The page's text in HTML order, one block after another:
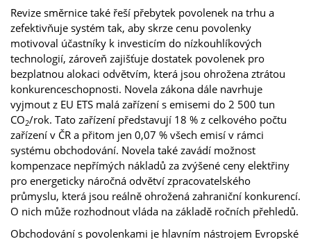
Revize směrnice také řeší přebytek povolenek na trhu a
zefektivňuje systém tak, aby skrze cenu povolenky
motivoval účastníky k investicím do nízkouhlíkových
technologií, zároveň zajišťuje dostatek povolenek pro
bezplatnou alokaci odvětvím, která jsou ohrožena ztrátou
konkurenceschopnosti. Novela zákona dále navrhuje
vyjmout z EU ETS malá zařízení s emisemi do 2 500 tun
CO2/rok. Tato zařízení představují 18 % z celkového počtu
zařízení v ČR a přitom jen 0,07 % všech emisí v rámci
systému obchodování. Novela také zavádí možnost
kompenzace nepřímých nákladů za zvýšené ceny elektřiny
pro energeticky náročná odvětví zpracovatelského
průmyslu, která jsou reálně ohrožená zahraniční konkurencí.
O nich může rozhodnout vláda na základě ročních přehledů.
Obchodování s povolenkami je hlavním nástrojem Evropské